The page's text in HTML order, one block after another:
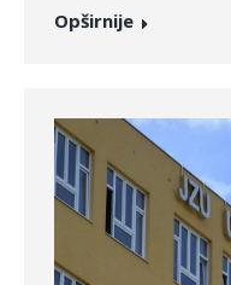
Opširnije